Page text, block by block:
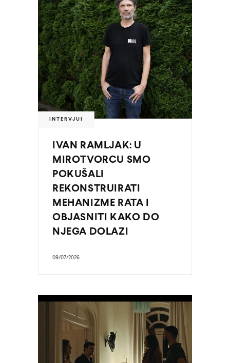
INTERVJUI
IVAN RAMLJAK: U
MIROTVORCU SMO
POKUŠALI
REKONSTRUIRATI
MEHANIZME RATA I
OBJASNITI KAKO DO
NJEGA DOLAZI
09/07/2026